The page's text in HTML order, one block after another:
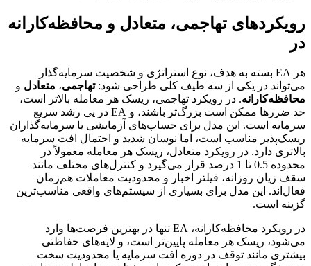
رویکردهای تهاجمی، متعادل و محافظه‌کارانه
در
هر EA بسته به هدف، نوع استراتژی و شخصیت سرمایه‌گذار
می‌تواند در یکی از سه طیف کلی طراحی شود:تهاجمی، متعادل و
محافظه‌کارانه. در رویکرد تهاجمی، ریسک هر معامله بالاتر است،
حد ضررها ممکن است بزرگ‌تر باشند، و EA در پی رشد سریع
سرمایه است. این مدل برای حساب‌های آزمایشی یا سرمایه‌گذاران
ریسک‌پذیر مناسب است، اما نوسان شدید و احتمال افت سرمایه
بالاتری دارد. در رویکرد متعادل، ریسک هر معامله معمولاً در
محدوده 0.5 تا 1 درصد قرار می‌گیرد و کنترل‌های مختلف مانند
سقف زیان روزانه، فیلتر اخبار و محدودیت معاملات هم‌زمان
فعال‌اند. این مدل برای بسیاری از سیستم‌های واقعی مناسب‌ترین
گزینه است.
در رویکرد محافظه‌کارانه، EA تنها در بهترین فرصت‌ها وارد
می‌شود، ریسک هر معامله پایین‌تر است، و لایه‌های حفاظتی
بیشتری مانند توقف در دوره افت سرمایه یا محدودیت سخت